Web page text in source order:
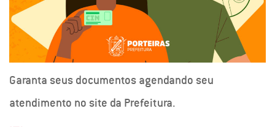
Garanta seus documentos agendando seu
atendimento no site da Prefeitura.